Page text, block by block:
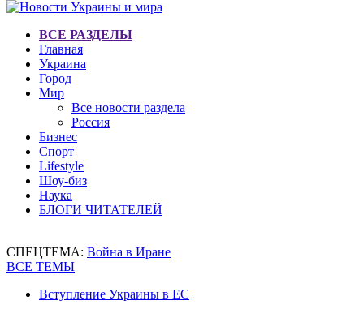
ВСЕ РАЗДЕЛЫ
Главная
Украина
Город
Мир
Все новости раздела
Россия
Бизнес
Спорт
Lifestyle
Шоу-биз
Наука
БЛОГИ ЧИТАТЕЛЕЙ
СПЕЦТЕМА: Война в Иране
ВСЕ ТЕМЫ
Вступление Украины в ЕС